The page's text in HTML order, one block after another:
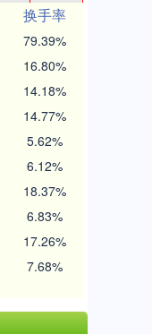
换手率
79.39%
16.80%
14.18%
14.77%
5.62%
6.12%
18.37%
6.83%
17.26%
7.68%